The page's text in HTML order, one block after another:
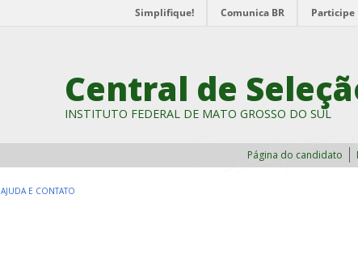
Simplifique! Comunica BR Participe
Central de
INSTITUTO FEDERAL DE MATO GROSSO DO SUL
Página do candidato
AJUDA E CONTATO